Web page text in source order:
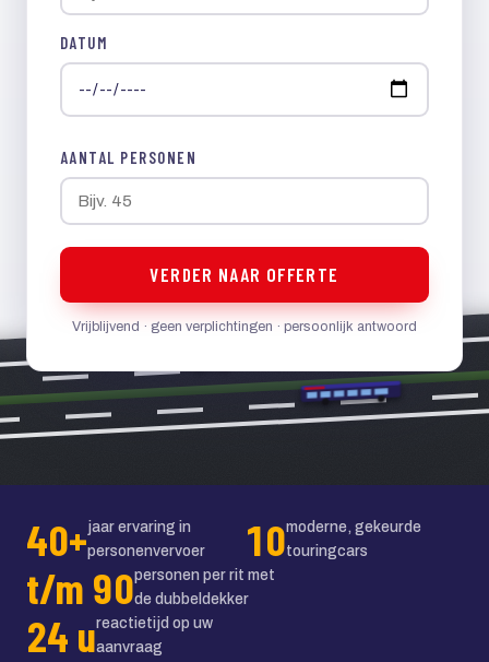
DATUM
AANTAL PERSONEN
VERDER NAAR OFFERTE
Vrijblijvend · geen verplichtingen · persoonlijk antwoord
40+jaar ervaring in
personenvervoer
10moderne, gekeurde
touringcars
t/m 90personen per rit met
de dubbeldekker
24 ureactietijd op uw
aanvraag